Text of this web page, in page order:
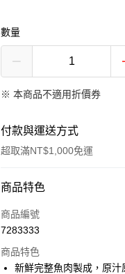
數量
※ 本商品不適用折價券
付款與運送方式
超取滿NT$1,000免運
付款方式
信用卡一次付款
LINE Pay
商品特色
商品編號
7283333
商品特色
新鮮完整魚肉製成，原汁